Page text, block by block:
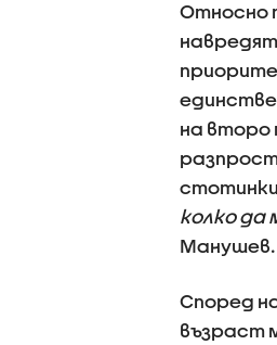
Относно
на второ
колко да
Манушев.
Според
възраст